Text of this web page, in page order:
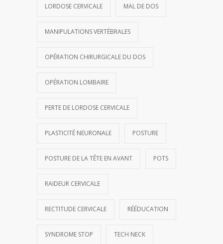
LORDOSE CERVICALE MAL DE DOS
MANIPULATIONS VERTÉBRALES
OPÉRATION CHIRURGICALE DU DOS
OPÉRATION LOMBAIRE
PERTE DE LORDOSE CERVICALE
PLASTICITÉ NEURONALE POSTURE
POSTURE DE LA TÊTE EN AVANT POTS
RAIDEUR CERVICALE
RECTITUDE CERVICALE RÉÉDUCATION
SYNDROME STOP TECH NECK